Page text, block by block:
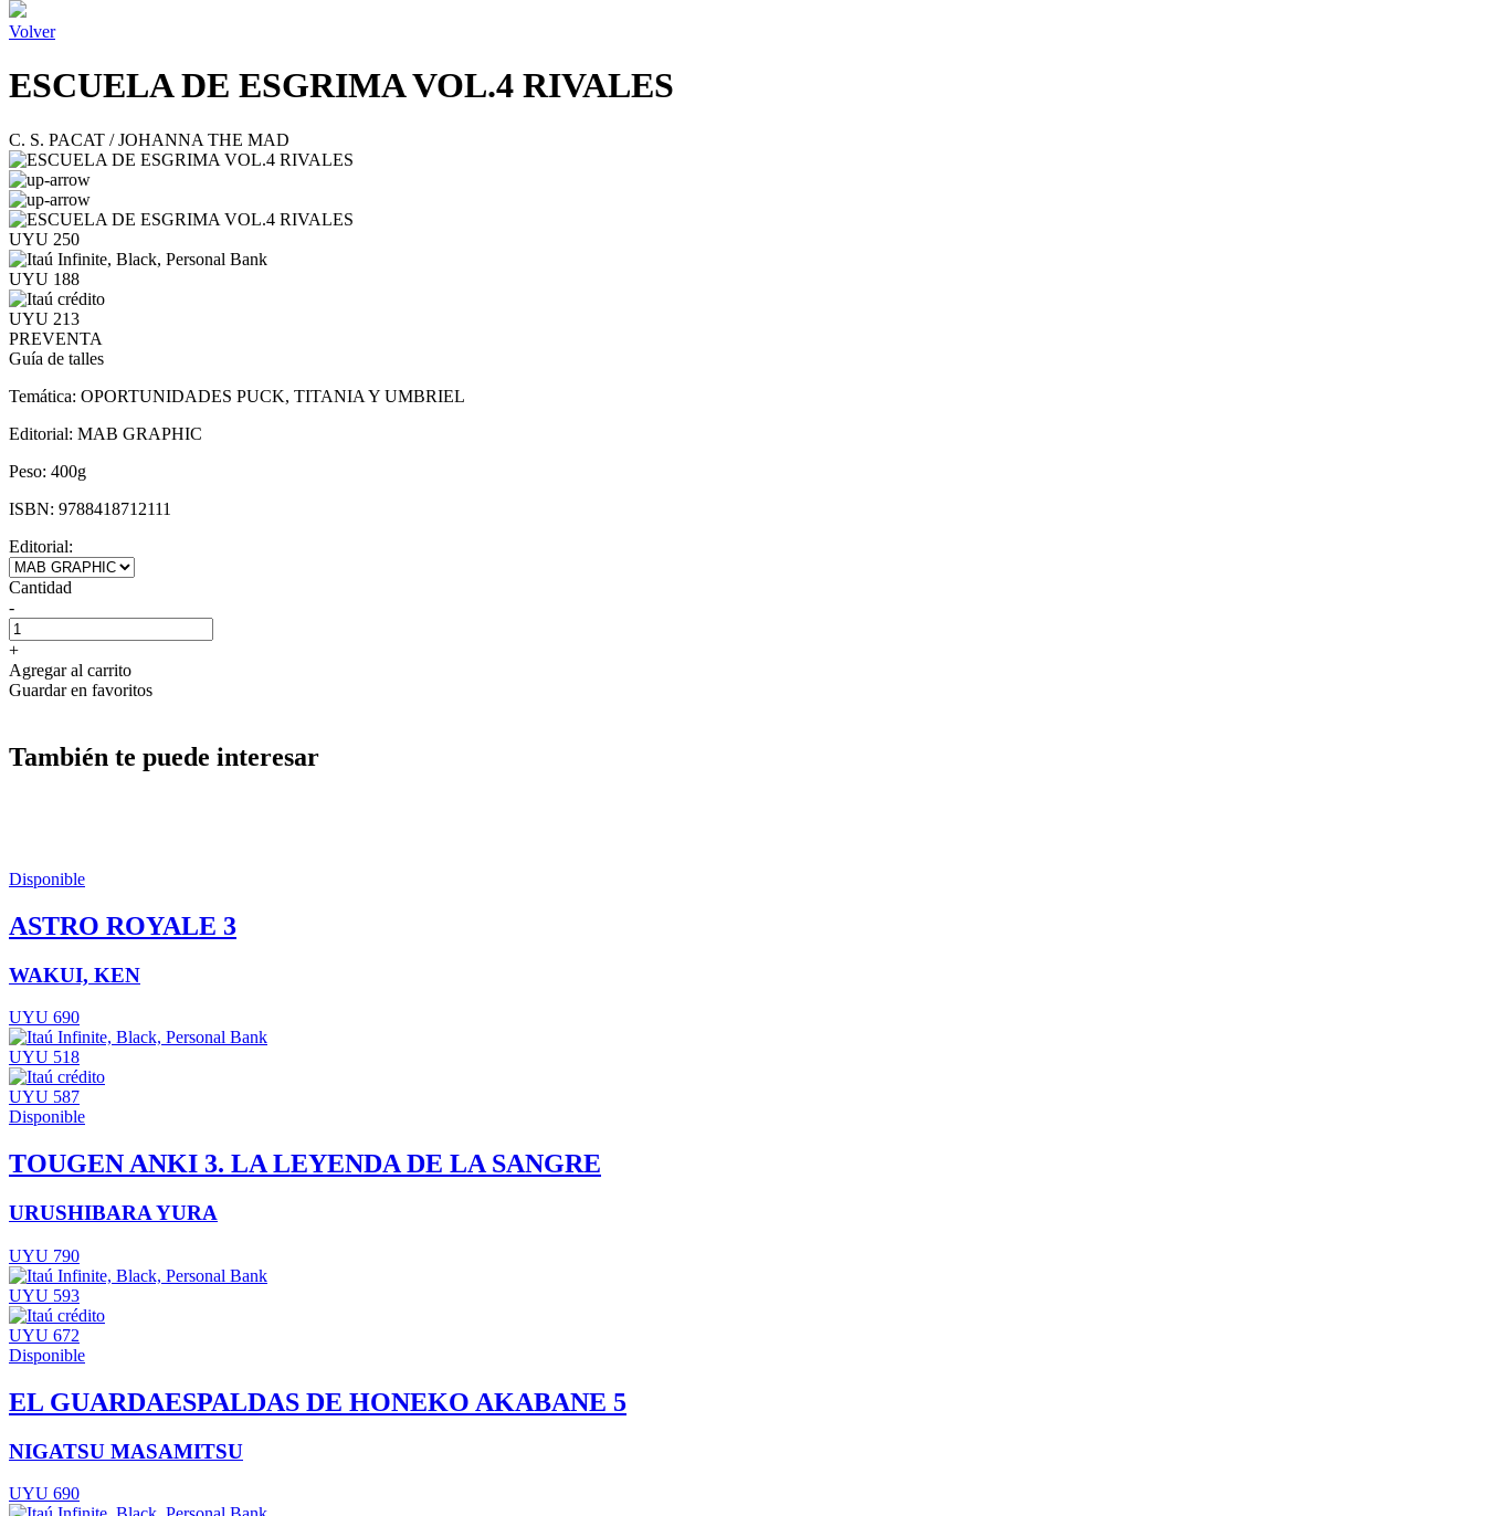
Volver
ESCUELA DE ESGRIMA VOL.4 RIVALES
C. S. PACAT / JOHANNA THE MAD
UYU 250
UYU 188
UYU 213
PREVENTA
Guía de talles
Temática: OPORTUNIDADES PUCK, TITANIA Y UMBRIEL
Editorial: MAB GRAPHIC
Peso: 400g
ISBN: 9788418712111
Editorial:
Cantidad
-
+
Agregar al carrito
Guardar en favoritos
También te puede interesar
Disponible
ASTRO ROYALE 3
WAKUI, KEN
UYU 690
UYU 518
UYU 587
Disponible
TOUGEN ANKI 3. LA LEYENDA DE LA SANGRE
URUSHIBARA YURA
UYU 790
UYU 593
UYU 672
Disponible
EL GUARDAESPALDAS DE HONEKO AKABANE 5
NIGATSU MASAMITSU
UYU 690